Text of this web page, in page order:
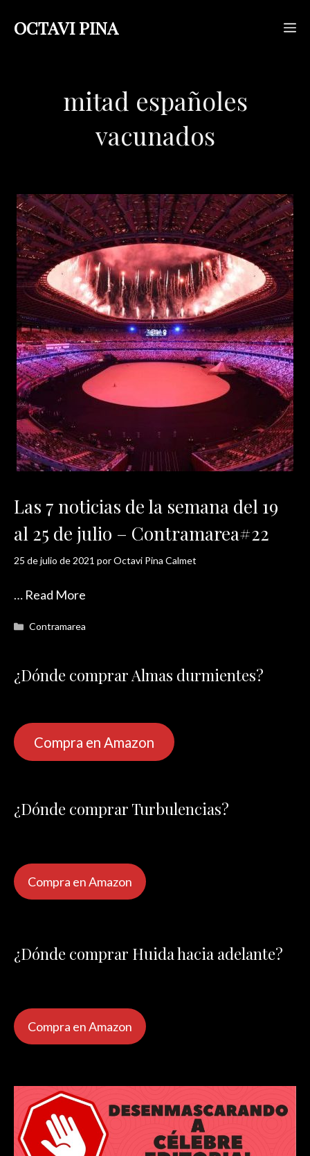
OCTAVI PINA
mitad españoles
vacunados
Las 7 noticias de la semana del 19
al 25 de julio – Contramarea#22
25 de julio de 2021 porOctavi Pina Calmet
… Read More
Categorías
Contramarea
¿Dónde comprar Almas durmientes?
Compra en Amazon
¿Dónde comprar Turbulencias?
Compra en Amazon
¿Dónde comprar Huida hacia adelante?
Compra en Amazon